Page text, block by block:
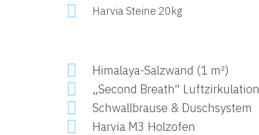
Harvia Steine 20kg
Himalaya-Salzwand (1 m²)
„Second Breath“ Luftzirkulation
Schwallbrause & Duschsystem
Harvia M3 Holzofen